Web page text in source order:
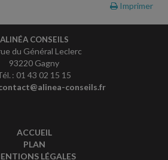
Imprimer
ALINÉA CONSEILS
du Général Leclerc
93220 Gagny
: 01 43 02 15 15
conseils.fr
ACCUEIL
PLAN
LÉGALES